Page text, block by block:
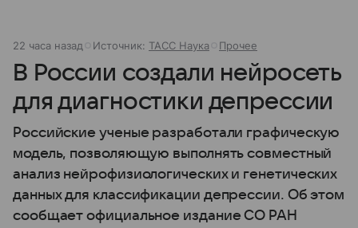
22 часа назад Источник: ТАСС Наука Прочее
В России создали нейросеть
для диагностики депрессии
Российские ученые разработали графическую
модель, позволяющую выполнять совместный
анализ нейрофизиологических и генетических
данных для классификации депрессии. Об этом
сообщает официальное издание СО РАН